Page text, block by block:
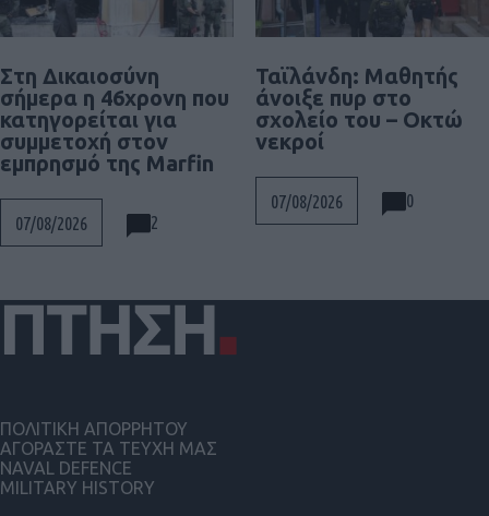
Στη Δικαιοσύνη
σήμερα η 46χρονη που
κατηγορείται για
συμμετοχή στον
εμπρησμό της Marfin
07/08/2026 2
Ταϊλάνδη: Μαθητής
άνοιξε πυρ στο
σχολείο του – Οκτώ
νεκροί
07/08/2026 0
ΠΟΛΙΤΙΚΗ ΑΠΟΡΡΗΤΟΥ
ΑΓΟΡΑΣΤΕ ΤΑ ΤΕΥΧΗ ΜΑΣ
NAVAL DEFENCE
MILITARY HISTORY